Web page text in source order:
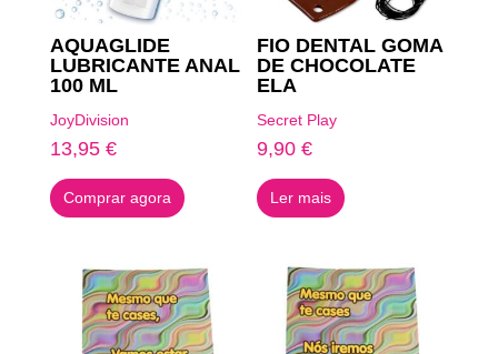
AQUAGLIDE
LUBRICANTE ANAL
100 ML
JoyDivision
13,95 €
Comprar agora
FIO DENTAL GOMA
DE CHOCOLATE
ELA
Secret Play
9,90€
Ler mais